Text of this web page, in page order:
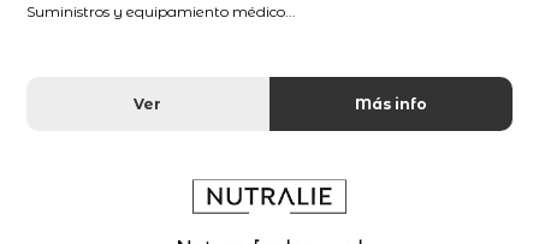
Suministros y equipamiento médico...
Ver Más info